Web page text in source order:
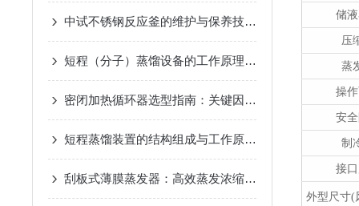
中试不锈钢反应釜的维护与保养技巧
短程（分子）蒸馏设备的工作原理及应用
密闭加热循环器选型指南：关键因素与考量 2024-11-14
短程蒸馏装置的结构组成与工作原理
刮板式薄膜蒸发器：高效蒸发浓缩设备的深度解析
储
压
蒸
操
安
制
接
外型尺寸(